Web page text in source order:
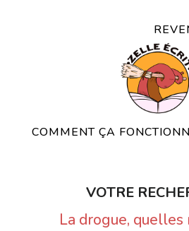
COMMENT ÇA
VOTRE
La drogue, quelles